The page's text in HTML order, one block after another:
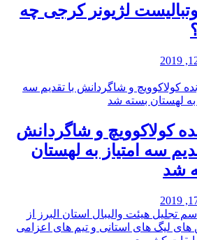
لژیونر کرجی چه
کولاکوویچ و شاگردانش
سه امتیاز به لهستان
شد